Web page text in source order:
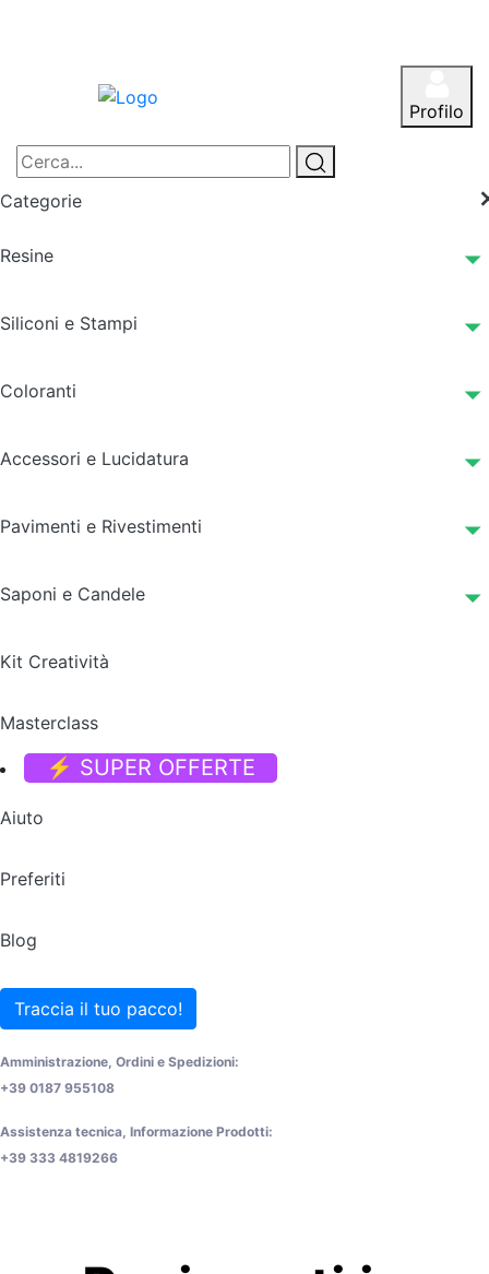
Profilo
Categorie
Resine
Siliconi e Stampi
Coloranti
Accessori e Lucidatura
Pavimenti e Rivestimenti
Saponi e Candele
Kit Creatività
Masterclass
⚡ SUPER OFFERTE
Aiuto
Preferiti
Blog
Traccia il tuo pacco!
Amministrazione, Ordini e Spedizioni:
+39 0187 955108
Assistenza tecnica, Informazione Prodotti:
+39 333 4819266